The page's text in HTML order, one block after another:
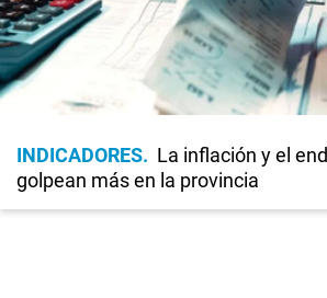
INDICADORES
La inflación y el
golpean más en la provincia